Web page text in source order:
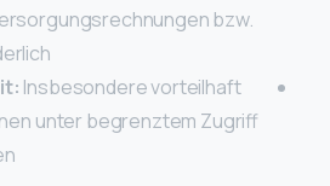
bzw.
Insbesondere vorteilhaft
unter begrenztem Zugriff